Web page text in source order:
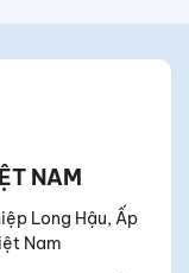
NAM
Long Hậu, Ấp
Nam